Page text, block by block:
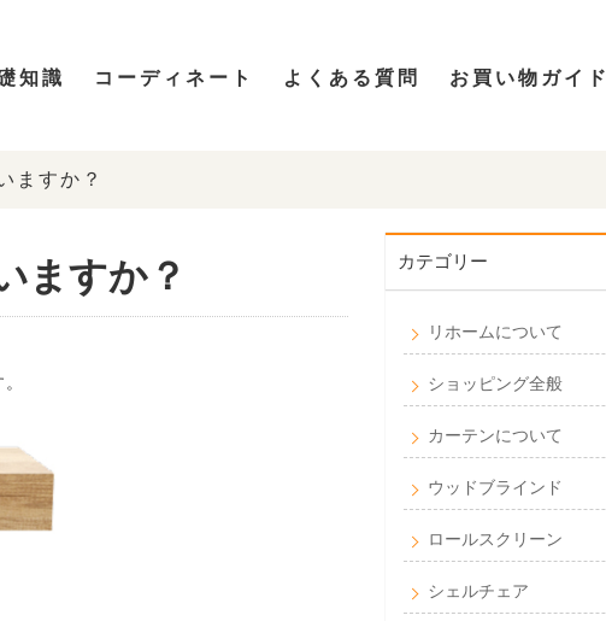
知識 コーディネート よくある質問 お買い物ガイド
ますか？
ますか？ カテゴリー
リホームについて
ショッピング全般
カーテンについて
ウッドブラインド
ロールスクリーン
シェルチェア